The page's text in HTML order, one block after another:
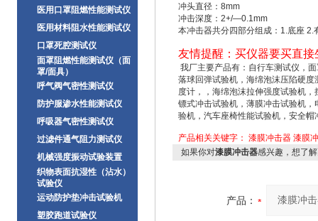
医用口罩阻燃性能测试仪
医用材料阻水性能测试仪
口罩死腔测试仪
面罩阻燃性能测试仪（面
罩/面具）
呼气阀气密性测试仪
防护服渗水性能测试仪
呼吸器气密性测试仪
过滤件通气阻力测试仪
机械强度振动试验装置
织物表面抗湿性（沾水）
试验仪
运动防护垫冲击试验机
塑胶跑道试验仪
冲头直径：8mm
冲击深度：2+/—0.1mm
本冲击器共分四部分组成：1.底座 2.
友情提醒：买仪器要买直
我厂主要产品有：自行车测试仪，
落球回弹试验机，海绵泡沫压陷硬
度计，，海绵泡沫拉伸强度试验机
镖式冲击试验机，薄膜冲击试验机
验机，汽车座椅性能试验机，安全帽
产品相关关键字： 漆膜冲击器 漆膜
如果你对漆膜冲击器感兴趣，想了
产品：